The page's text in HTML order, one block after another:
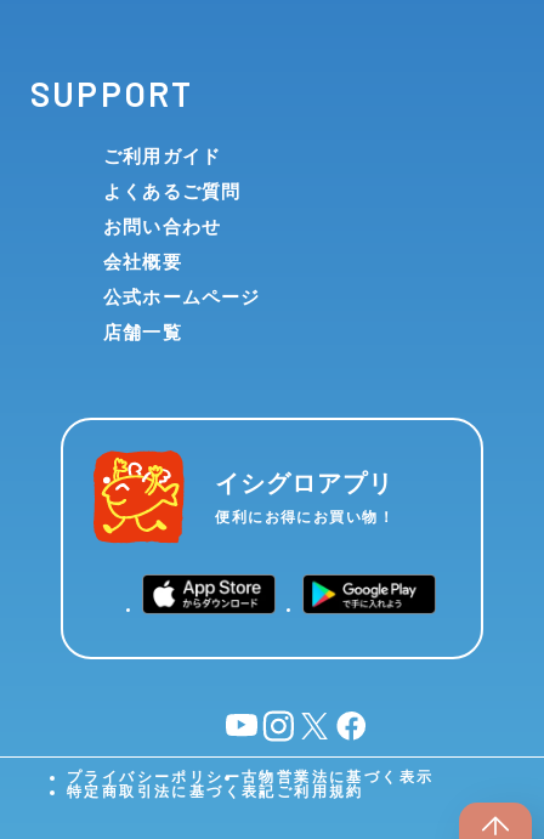
SUPPORT
ご利用ガイド
よくあるご質問
お問い合わせ
会社概要
公式ホームページ
店舗一覧
イシグロアプリ
便利にお得にお買い物！
YouTubeinstagram
X facebook
プライバシーポリシー古物営業法に基づく表示
特定商取引法に基づく表記 ご利用規約